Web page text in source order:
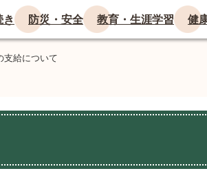
防災・安全 教育・生涯学習 健
支給について